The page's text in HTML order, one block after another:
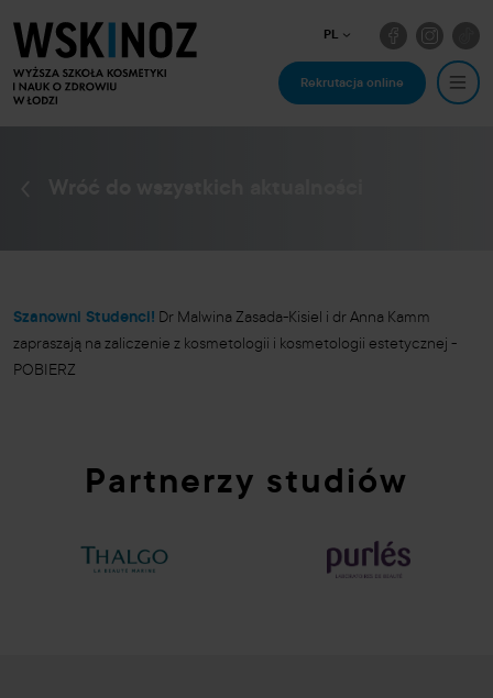
PL
Rekrutacja online
Szanowni Studenci! Dr Malwina Zasada-Kisiel i dr Anna Kamm
zapraszają na zaliczenie z kosmetologii i kosmetologii estetycznej -
POBIERZ
Partnerzy studiów